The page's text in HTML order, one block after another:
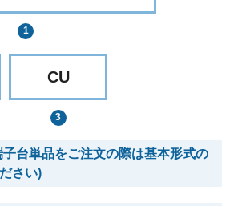
CU
台単品をご注文の際は基本形式の
さい)